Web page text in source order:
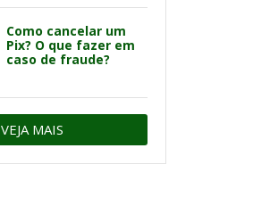
Como cancelar um
Pix? O que fazer em
caso de fraude?
VEJA MAIS